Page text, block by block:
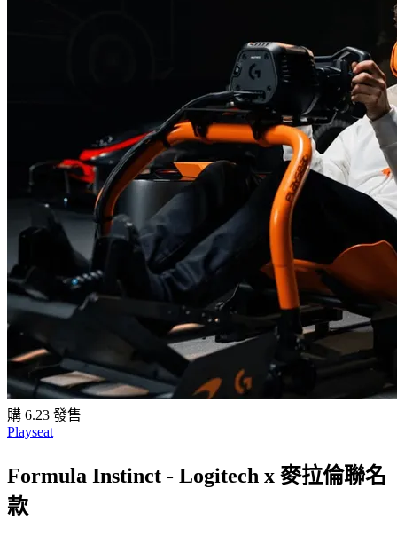
購 6.23 發售
Playseat
Formula Instinct - Logitech x 麥拉倫聯名
款